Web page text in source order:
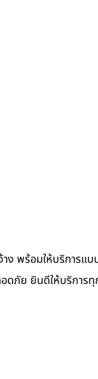
ง พร้อมให้บริการแ
ภัย ยินดีให้บริการทุ